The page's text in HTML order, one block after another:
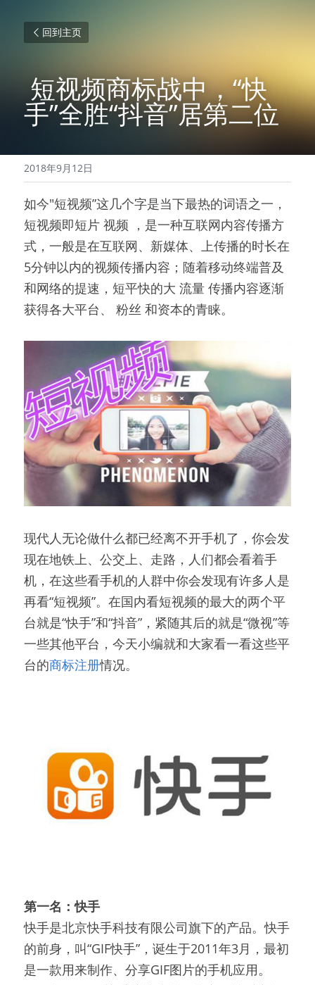
回到主页
短视频商标战中，“快
手”全胜“抖音”居第二位
2018年9月12日
如今"短视频”这几个字是当下最热的词语之一，
短视频即短片 视频 ，是一种互联网内容传播方
式，一般是在互联网、新媒体、上传播的时长在
5分钟以内的视频传播内容；随着移动终端普及
和网络的提速，短平快的大 流量 传播内容逐渐
获得各大平台、 粉丝 和资本的青睐。
现代人无论做什么都已经离不开手机了，你会发
现在地铁上、公交上、走路，人们都会看着手
机，在这些看手机的人群中你会发现有许多人是
再看“短视频”。在国内看短视频的最大的两个平
台就是“快手”和“抖音”，紧随其后的就是“微视”等
一些其他平台，今天小编就和大家看一看这些平
台的商标注册情况。
第一名：快手
快手是北京快手科技有限公司旗下的产品。快手
的前身，叫“GIF快手”，诞生于2011年3月，最初
是一款用来制作、分享GIF图片的手机应用。